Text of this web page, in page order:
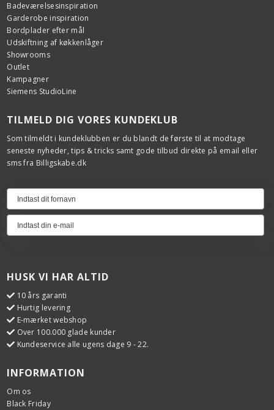
Badeværelsesinspiration
Garderobe inspiration
Bordplader efter mål
Udskiftning af køkkenlåger
Showrooms
Outlet
Kampagner
Siemens StudioLine
TILMELD DIG VORES KUNDEKLUB
Som tilmeldt i kundeklubben er du blandt de første til at modtage
seneste nyheder, tips & tricks samt gode tilbud direkte på email eller
sms fra Billigskabe.dk
HUSK VI HAR ALTID
10 års garanti
Hurtig levering
E-mærket webshop
Over 100.000 glade kunder
Kundeservice alle ugens dage 9 - 22.
INFORMATION
Om os
Black Friday